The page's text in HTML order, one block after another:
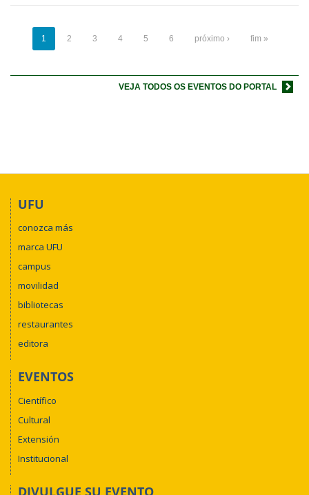
1 2 3 4 5 6 próximo › fim »
VEJA TODOS OS EVENTOS DO PORTAL
UFU
conozca más
marca UFU
campus
movilidad
bibliotecas
restaurantes
editora
EVENTOS
Científico
Cultural
Extensión
Institucional
DIVULGUE SU EVENTO